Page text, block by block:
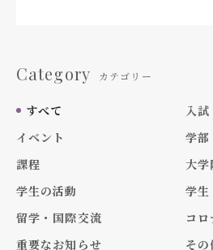
Category カテゴリー
すべて
入試
イベント
学部
課程
大学
学生の活動
学生
留学・国際交流
コ
重要なお知らせ
その